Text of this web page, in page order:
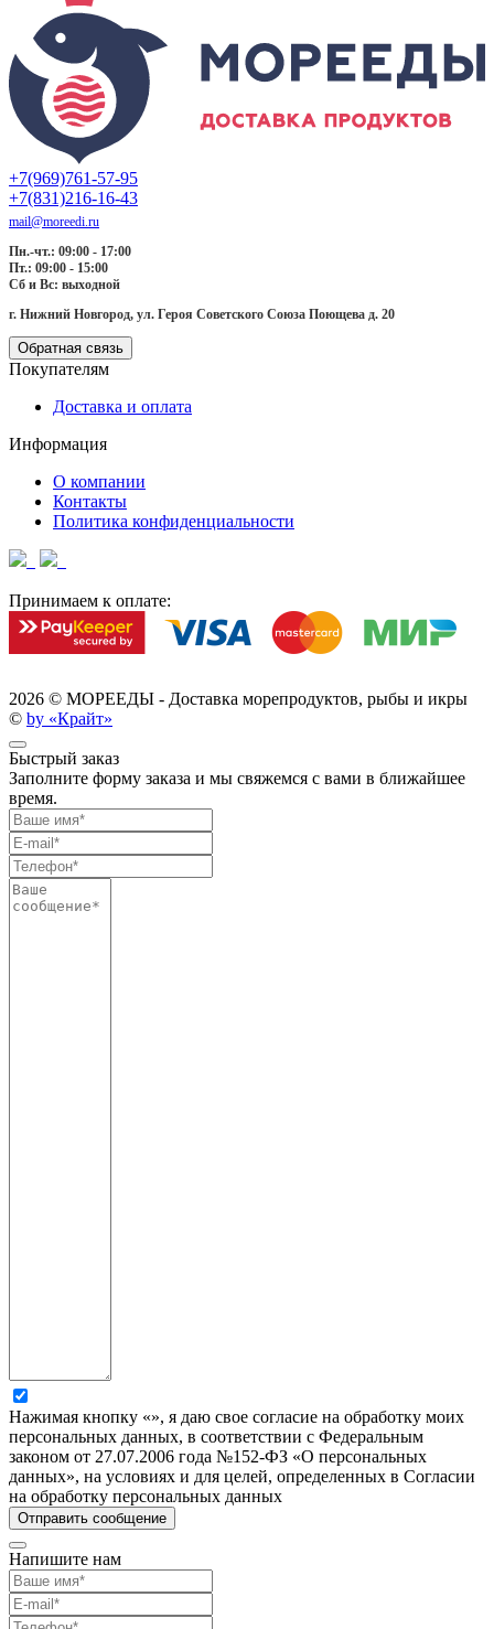
+7(969)761-57-95
+7(831)216-16-43
mail@moreedi.ru
Пн.-чт.: 09:00 - 17:00
Пт.: 09:00 - 15:00
Сб и Вс: выходной
г. Нижний Новгород, ул. Героя Советского Союза Поющева д. 20
Обратная связь
Покупателям
Доставка и оплата
Информация
О компании
Контакты
Политика конфиденциальности
Принимаем к оплате:
2026 © МОРЕЕДЫ - Доставка морепродуктов, рыбы и икры
© by «Крайт»
Быстрый заказ
Заполните форму заказа и мы свяжемся с вами в ближайшее
время.
Нажимая кнопку «», я даю свое согласие на обработку моих
персональных данных, в соответствии с Федеральным
законом от 27.07.2006 года №152-ФЗ «О персональных
данных», на условиях и для целей, определенных в Согласии
на обработку персональных данных
Напишите нам